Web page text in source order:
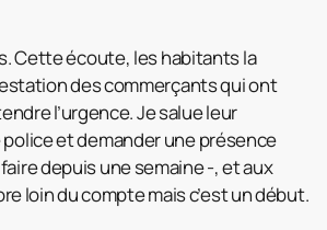
Cette écoute, les habitants la
des commerçants qui ont
l’urgence. Je salue leur
et demander une présence
depuis une semaine -, et aux
loin du compte mais c’est un début.